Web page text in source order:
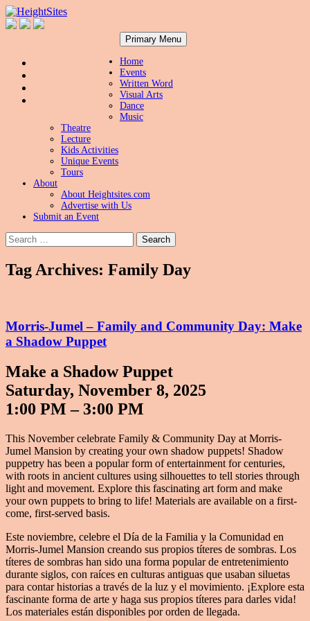
Primary Menu Skip
to
Home
Events
Written Word
Visual Arts
Dance
Music
Theatre
Lecture
Kids Activities
Unique Events
Tours
About
About Heightsites.com
Advertise with Us
Submit an Event
Search
for:
Tag Archives: Family Day
Morris-Jumel – Family and Community Day: Make
a Shadow Puppet
Make a Shadow Puppet
Saturday, November 8, 2025
1:00 PM – 3:00 PM
This November celebrate Family & Community Day at Morris-
Jumel Mansion by creating your own shadow puppets! Shadow
puppetry has been a popular form of entertainment for centuries,
with roots in ancient cultures using silhouettes to tell stories through
light and movement. Explore this fascinating art form and make
your own puppets to bring to life! Materials are available on a first-
come, first-served basis.
Este noviembre, celebre el Día de la Familia y la Comunidad en
Morris-Jumel Mansion creando sus propios títeres de sombras. Los
títeres de sombras han sido una forma popular de entretenimiento
durante siglos, con raíces en culturas antiguas que usaban siluetas
para contar historias a través de la luz y el movimiento. ¡Explore esta
fascinante forma de arte y haga sus propios títeres para darles vida!
Los materiales están disponibles por orden de llegada.